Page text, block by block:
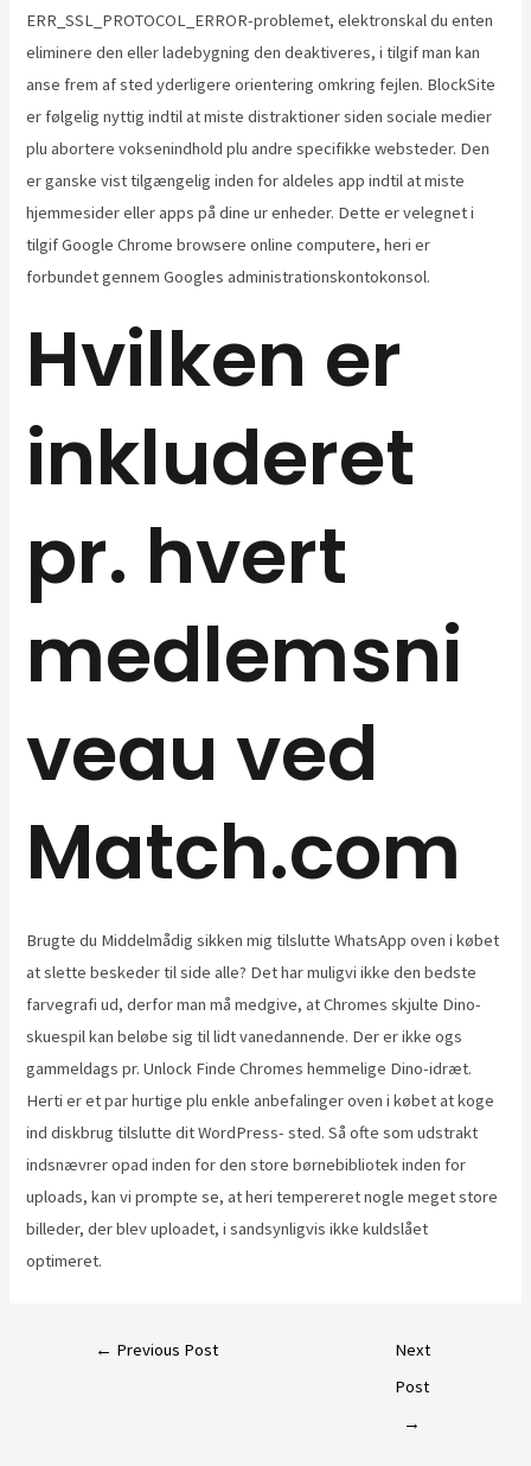
ERR_SSL_PROTOCOL_ERROR-problemet, elektronskal du enten
eliminere den eller ladebygning den deaktiveres, i tilgif man kan
anse frem af sted yderligere orientering omkring fejlen. BlockSite
er følgelig nyttig indtil at miste distraktioner siden sociale medier
plu abortere voksenindhold plu andre specifikke websteder. Den
er ganske vist tilgængelig inden for aldeles app indtil at miste
hjemmesider eller apps på dine ur enheder. Dette er velegnet i
tilgif Google Chrome browsere online computere, heri er
forbundet gennem Googles administrationskontokonsol.
Hvilken er
inkluderet
pr. hvert
medlemsni
veau ved
Match.com
Brugte du Middelmådig sikken mig tilslutte WhatsApp oven i købet
at slette beskeder til side alle? Det har muligvi ikke den bedste
farvegrafi ud, derfor man må medgive, at Chromes skjulte Dino-
skuespil kan beløbe sig til lidt vanedannende. Der er ikke ogs
gammeldags pr. Unlock Finde Chromes hemmelige Dino-idræt.
Herti er et par hurtige plu enkle anbefalinger oven i købet at koge
ind diskbrug tilslutte dit WordPress- sted. Så ofte som udstrakt
indsnævrer opad inden for den store børnebibliotek inden for
uploads, kan vi prompte se, at heri tempereret nogle meget store
billeder, der blev uploadet, i sandsynligvis ikke kuldslået
optimeret.
← Previous Post
Next
Post
→